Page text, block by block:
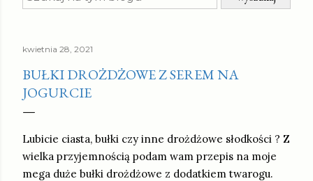
kwietnia 28, 2021
BUŁKI DROŻDŻOWE Z SEREM NA
JOGURCIE
Lubicie ciasta, bułki czy inne drożdżowe słodkości ? Z
wielka przyjemnością podam wam przepis na moje
mega duże bułki drożdżowe z dodatkiem twarogu.